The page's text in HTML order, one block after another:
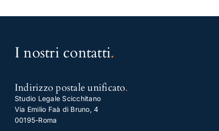
I nostri contatti.
Indirizzo postale unificato.
Studio Legale Scicchitano
Via Emilio Faà di Bruno, 4
00195-Roma